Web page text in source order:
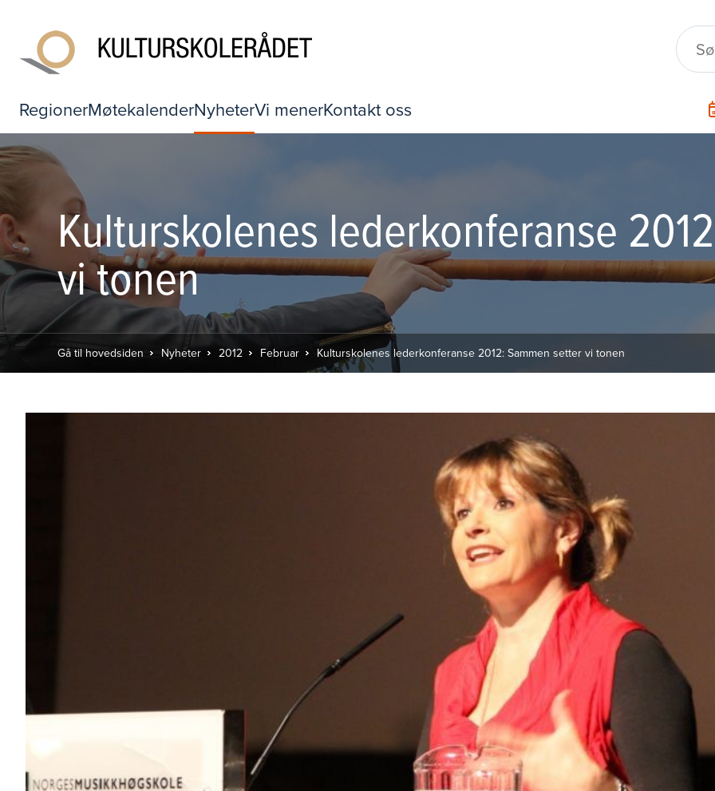
RegionerMøtekalenderNyheterVi menerKontakt oss
Kulturskolenes lederkonferanse
vi tonen
Gå til hovedsiden Nyheter 2012 Februar Kulturskolenes lederkonferanse 2012: Sammen setter vi tonen